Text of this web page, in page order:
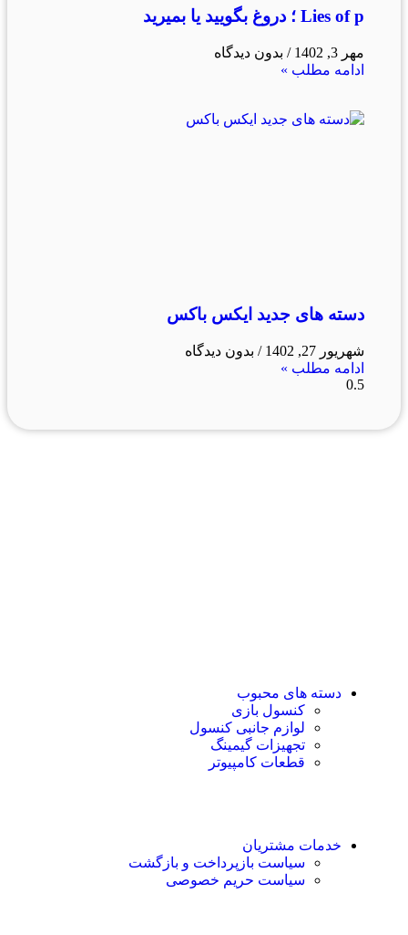
Lies of p ؛ دروغ بگویید یا بمیرید
مهر 3, 1402
بدون دیدگاه
ادامه مطلب »
دسته های جدید ایکس باکس
شهریور 27, 1402
بدون دیدگاه
ادامه مطلب »
دسته های محبوب
کنسول بازی
لوازم جانبی کنسول
تجهیزات گیمینگ
قطعات کامپیوتر
خدمات مشتریان
سیاست بازپرداخت و بازگشت
سیاست حریم خصوصی